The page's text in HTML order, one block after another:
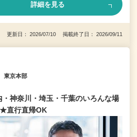
詳細を見る
更新日： 2026/07/10 掲載終了日： 2026/09/11
東京本部
・神奈川・埼玉・千葉のいろんな場
直行直帰OK